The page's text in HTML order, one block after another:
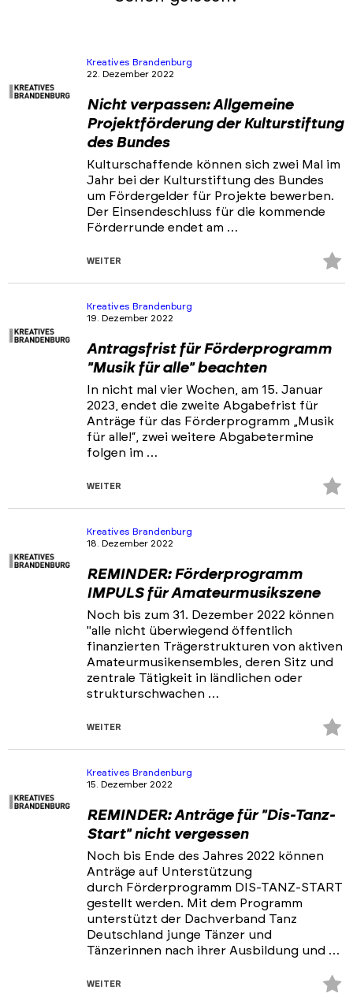
Kreatives Brandenburg
22. Dezember 2022
Nicht verpassen: Allgemeine
Projektförderung der Kulturstiftung
des Bundes
Kulturschaffende können sich zwei Mal im
Jahr bei der Kulturstiftung des Bundes
um Fördergelder für Projekte bewerben.
Der Einsendeschluss für die kommende
Förderrunde endet am …
WEITER
Kreatives Brandenburg
19. Dezember 2022
Antragsfrist für Förderprogramm
"Musik für alle" beachten
In nicht mal vier Wochen, am 15. Januar
2023, endet die zweite Abgabefrist für
Anträge für das Förderprogramm „Musik
für alle!“, zwei weitere Abgabetermine
folgen im …
WEITER
Kreatives Brandenburg
18. Dezember 2022
REMINDER: Förderprogramm
IMPULS für Amateurmusikszene
Noch bis zum 31. Dezember 2022 können
"alle nicht überwiegend öffentlich
finanzierten Trägerstrukturen von aktiven
Amateurmusikensembles, deren Sitz und
zentrale Tätigkeit in ländlichen oder
strukturschwachen …
WEITER
Kreatives Brandenburg
15. Dezember 2022
REMINDER: Anträge für "Dis-Tanz-
Start" nicht vergessen
Noch bis Ende des Jahres 2022 können
Anträge auf Unterstützung
durch Förderprogramm DIS-TANZ-START
gestellt werden. Mit dem Programm
unterstützt der Dachverband Tanz
Deutschland junge Tänzer und
Tänzerinnen nach ihrer Ausbildung und …
WEITER